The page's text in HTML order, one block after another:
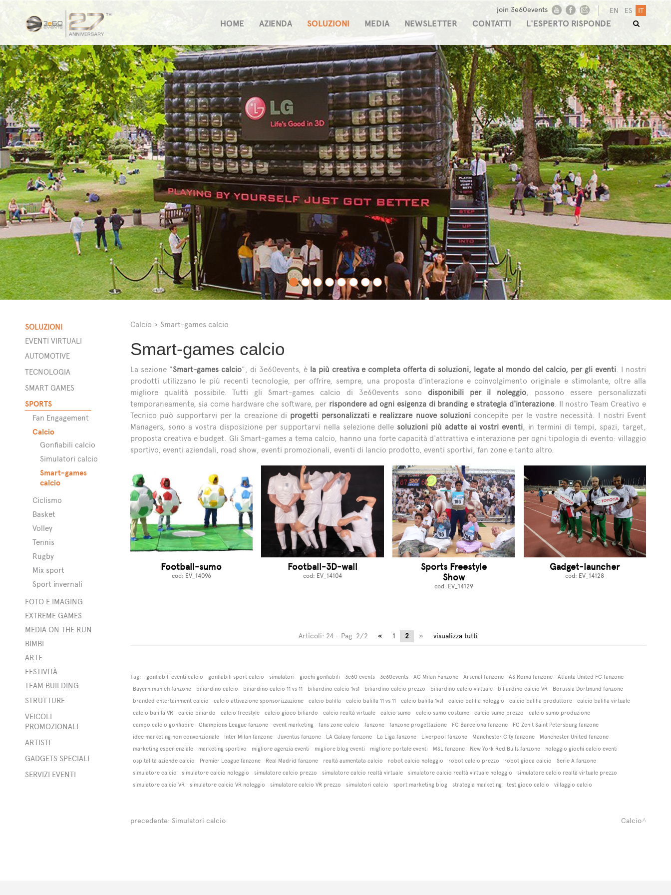
EN ES IT
join 3e60events
HOME AZIENDA SOLUZIONI MEDIA NEWSLETTER CONTATTI L'ESPERTO RISPONDE
SOLUZIONI
EVENTI VIRTUALI
AUTOMOTIVE
TECNOLOGIA
SMART GAMES
SPORTS
Fan Engagement
Calcio
Gonfiabili calcio
Simulatori calcio
Smart-games
calcio
Ciclismo
Basket
Volley
Tennis
Rugby
Mix sport
Sport invernali
FOTO E IMAGING
EXTREME GAMES
MEDIA ON THE RUN
BIMBI
ARTE
FESTIVITÀ
TEAM BUILDING
STRUTTURE
VEICOLI
PROMOZIONALI
ARTISTI
GADGETS SPECIALI
SERVIZI EVENTI
Calcio > Smart-games calcio
Smart-games calcio
La sezione "Smart-games calcio", di 3e60events, è la più creativa e completa offerta di soluzioni, legate al mondo del calcio, per gli eventi. I nostri
prodotti utilizzano le più recenti tecnologie, per offrire, sempre, una proposta d'interazione e coinvolgimento originale e stimolante, oltre alla
migliore qualità possibile. Tutti gli Smart-games calcio di 3e60events sono disponibili per il noleggio, possono essere personalizzati
temporaneamente, sia come hardware che software, per rispondere ad ogni esigenza di branding e strategia d'interazione. Il nostro Team Creativo e
Tecnico può supportarvi per la creazione di progetti personalizzati e realizzare nuove soluzioni concepite per le vostre necessità. I nostri Event
Managers, sono a vostra disposizione per supportarvi nella selezione delle soluzioni più adatte ai vostri eventi, in termini di tempi, spazi, target,
proposta creativa e budget. Gli Smart-games a tema calcio, hanno una forte capacità d'attrattiva e interazione per ogni tipologia di evento: villaggio
sportivo, eventi aziendali, road show, eventi promozionali, eventi di lancio prodotto, eventi sportivi, fan zone e tanto altro.
Football-sumo
cod: EV_14096
Football-3D-wall
cod: EV_14104
Sports Freestyle
Show
cod: EV_14129
Gadget-launcher
cod: EV_14128
Articoli: 24 - Pag. 2/2 « 1 2 » visualizza tutti
Tag: gonfiabili eventi calcio gonfiabili sport calcio simulatori giochi gonfiabili 3e60 events 3e60events AC Milan Fanzone Arsenal fanzone AS Roma fanzone
Atlanta United FC fanzone
Bayern munich fanzone
biliardino calcio biliardino calcio 11 vs 11 biliardino calcio 1vs1 biliardino calcio prezzo biliardino calcio virtuale biliardino calcio VR
Borussia Dortmund fanzone
branded entertainment calcio
calcio attivazione sponsorizzazione calcio balilla calcio balilla 11 vs 11 calcio balilla 1vs1 calcio balilla noleggio calcio balilla produttore
calcio balilla virtuale
calcio balilla VR
calcio biliardo calcio freestyle calcio gioco biliardo calcio realtà virtuale calcio sumo calcio sumo costume calcio sumo prezzo
calcio sumo produzione
campo calcio gonfiabile
Champions League fanzone event marketing fans zone calcio fanzone fanzone progettazione FC Barcelona fanzone
FC Zenit Saint Petersburg fanzone
idee marketing non convenzionale
Inter Milan fanzone Juventus fanzone LA Galaxy fanzone La Liga fanzone Liverpool fanzone Manchester City fanzone
Manchester United fanzone
marketing esperienziale
marketing sportivo migliore agenzia eventi migliore blog eventi migliore portale eventi MSL fanzone New York Red Bulls fanzone
noleggio giochi calcio eventi
ospitalità aziende calcio
Premier League fanzone Real Madrid fanzone realtà aumentata calcio robot calcio noleggio robot calcio prezzo robot gioca calcio
Serie A fanzone
simulatore calcio
simulatore calcio noleggio simulatore calcio prezzo simulatore calcio realtà virtuale simulatore calcio realtà virtuale noleggio
simulatore calcio realtà virtuale prezzo
simulatore calcio VR
simulatore calcio VR noleggio simulatore calcio VR prezzo simulatori calcio sport marketing blog strategia marketing test gioco calcio villaggio calcio
precedente: Simulatori calcio Calcio